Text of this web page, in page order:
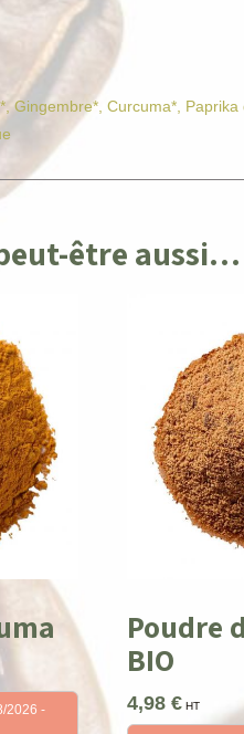
Gingembre*, Curcuma*,
être aussi…
2026 -
Poudre
BIO
4,98€ HT